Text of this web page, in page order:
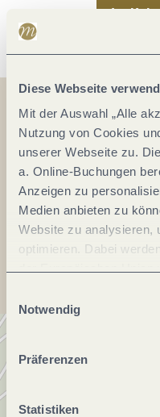
Diese Webseite
Mit der Auswahl „Alle
Nutzung von Cookies
unserer Webseite zu.
a. Online-Buchungen
Anzeigen zu
Medien anbieten zu
Website zu analysieren,
optimieren. Dabei
jederzeit widerrufen
ablehnen" kann es zu
Notwendig
Präferenzen
Statistiken
Im
Auf der
Anreise planen